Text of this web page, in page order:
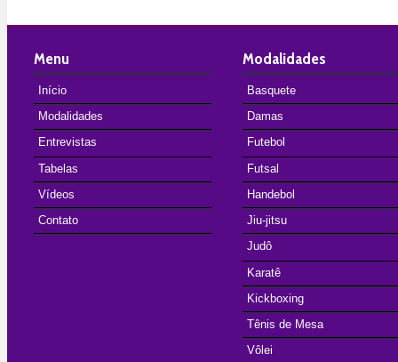
Menu
Início
Modalidades
Entrevistas
Tabelas
Vídeos
Contato
Modalidades
Basquete
Damas
Futebol
Futsal
Handebol
Jiu-jitsu
Judô
Karatê
Kickboxing
Tênis de Mesa
Vôlei